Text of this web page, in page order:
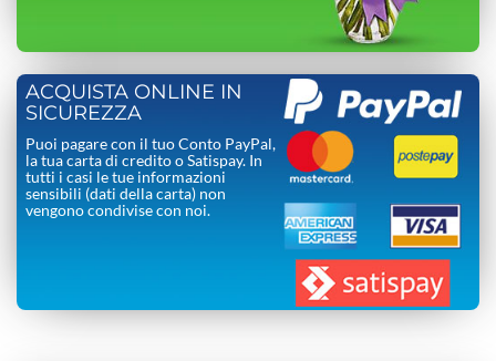
ACQUISTA ONLINE IN
SICUREZZA
Puoi pagare con il tuo Conto PayPal,
la tua carta di credito o Satispay. In
tutti i casi le tue informazioni
sensibili (dati della carta) non
vengono condivise con noi.